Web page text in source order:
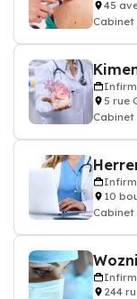
45
5 rue
10
244